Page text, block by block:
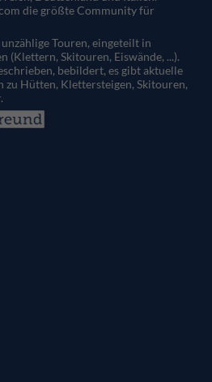
die größte Community für
Touren, eingeteilt in
(Klettern, Skitouren, Eiswände, ...).
bebildert, es gibt aktuelle
Hütten, Klettersteigen, Skitouren,